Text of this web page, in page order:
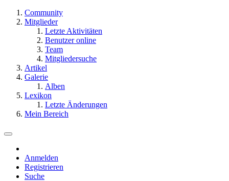
Community
Mitglieder
Letzte Aktivitäten
Benutzer online
Team
Mitgliedersuche
Artikel
Galerie
Alben
Lexikon
Letzte Änderungen
Mein Bereich
Anmelden
Registrieren
Suche